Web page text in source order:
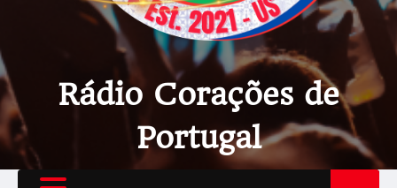
Rádio Corações de
Portugal